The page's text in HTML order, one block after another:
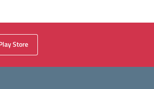
Store